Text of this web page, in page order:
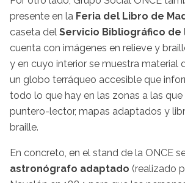
presente en la Feria del Libro de
caseta del Servicio Bibliográfico de
cuenta con imágenes en relieve y
y en cuyo interior se muestra material
un globo terráqueo accesible que
todo lo que hay en las zonas a las que
puntero-lector, mapas adaptados y
braille.
En concreto, en el stand de la ONCE
astronógrafo adaptado (realizado